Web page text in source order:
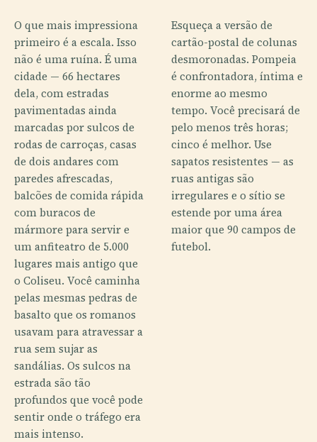
O que mais impressiona
primeiro é a escala. Isso
não é uma ruína. É uma
cidade — 66 hectares
dela, com estradas
pavimentadas ainda
marcadas por sulcos de
rodas de carroças, casas
de dois andares com
paredes afrescadas,
balcões de comida rápida
com buracos de
mármore para servir e
um anfiteatro de 5.000
lugares mais antigo que
o Coliseu. Você caminha
pelas mesmas pedras de
basalto que os romanos
usavam para atravessar a
rua sem sujar as
sandálias. Os sulcos na
estrada são tão
profundos que você pode
sentir onde o tráfego era
mais intenso.
Esqueça a versão de
cartão-postal de colunas
desmoronadas. Pompeia
é confrontadora, íntima e
enorme ao mesmo
tempo. Você precisará de
pelo menos três horas;
cinco é melhor. Use
sapatos resistentes — as
ruas antigas são
irregulares e o sítio se
estende por uma área
maior que 90 campos de
futebol.